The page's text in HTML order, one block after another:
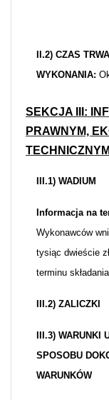
II.2) CZAS
WYKONANIA:
SEKCJA III:
PRAWNYM,
TECHNICZNYM
III.1) WADIUM
Informacja na
Wykonawców
tysiąc dwieście
terminu
III.2) ZALICZKI
III.3) WARUNKI
SPOSOBU
WARUNKÓW